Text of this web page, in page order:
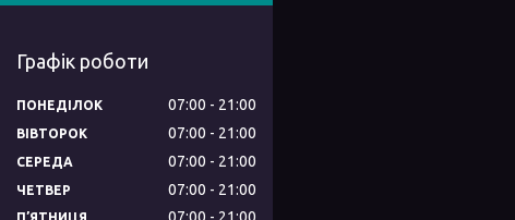
Графік роботи
ПОНЕДІЛОК 07:00 21:00
ВІВТОРОК 07:00 21:00
СЕРЕДА 07:00 21:00
ЧЕТВЕР 07:00 21:00